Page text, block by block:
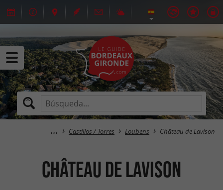
Castillos / Torres Loubens Château de Lavison
Château de Lavison